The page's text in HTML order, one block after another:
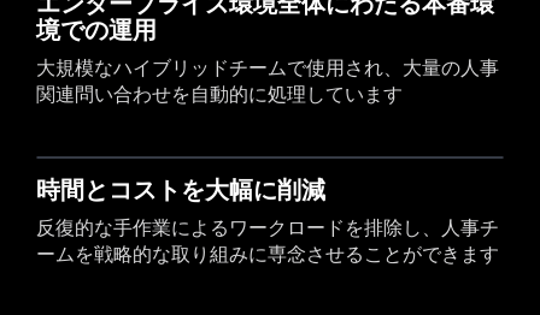
境での運用
大規模なハイブリッドチームで使用され、大量の人事
関連問い合わせを自動的に処理しています
時間とコストを大幅に削減
反復的な手作業によるワークロードを排除し、人事チ
ームを戦略的な取り組みに専念させることができます